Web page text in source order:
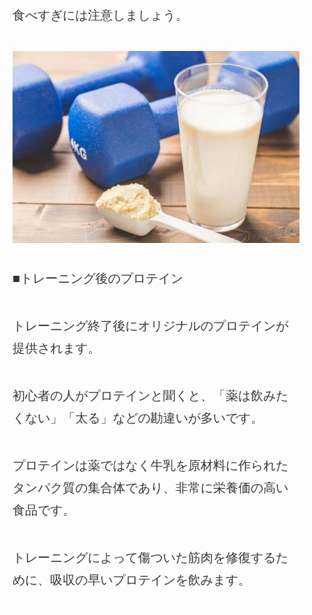
食べすぎには注意しましょう。
■トレーニング後のプロテイン
トレーニング終了後にオリジナルのプロテインが
提供されます。
初心者の人がプロテインと聞くと、「薬は飲みた
くない」「太る」などの勘違いが多いです。
プロテインは薬ではなく牛乳を原材料に作られた
タンパク質の集合体であり、非常に栄養価の高い
食品です。
トレーニングによって傷ついた筋肉を修復するた
めに、吸収の早いプロテインを飲みます。